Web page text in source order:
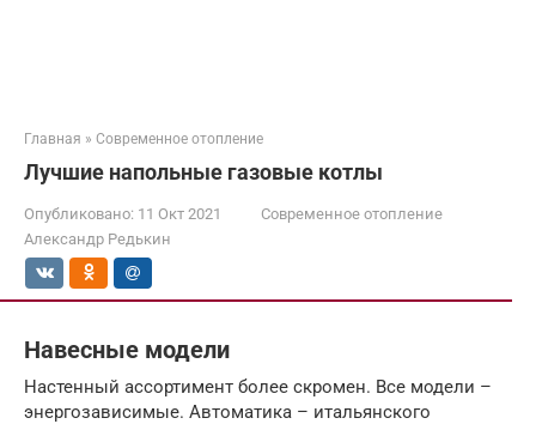
Главная » Современное отопление
Лучшие напольные газовые котлы
Опубликовано: 11 Окт 2021
Современное отопление
Александр Редькин
Навесные модели
Настенный ассортимент более скромен. Все модели –
энергозависимые. Автоматика – итальянского